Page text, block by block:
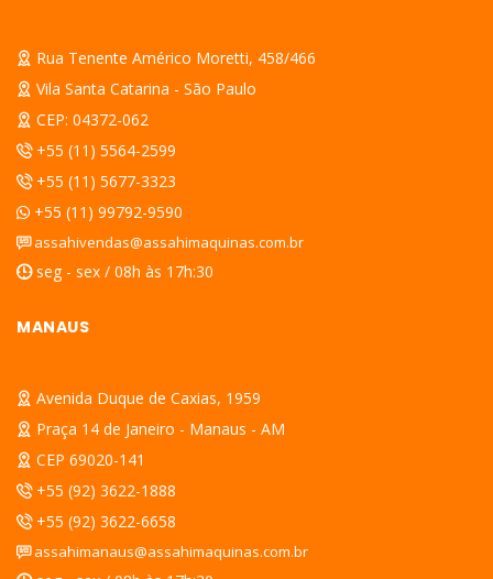
Rua Tenente Américo Moretti, 458/466
Vila Santa Catarina - São Paulo
CEP: 04372-062
+55 (11) 5564-2599
+55 (11) 5677-3323
+55 (11) 99792-9590
assahivendas@assahimaquinas.com.br
seg - sex / 08h às 17h:30
MANAUS
Avenida Duque de Caxias, 1959
Praça 14 de Janeiro - Manaus - AM
CEP 69020-141
+55 (92) 3622-1888
+55 (92) 3622-6658
assahimanaus@assahimaquinas.com.br